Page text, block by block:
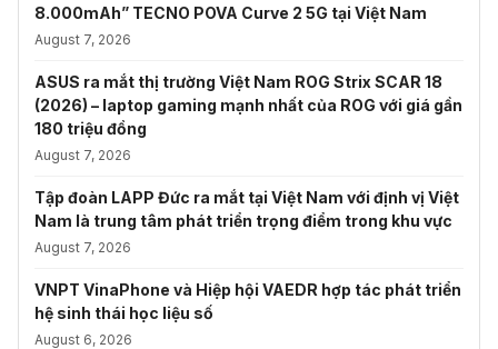
8.000mAh” TECNO POVA Curve 2 5G tại Việt Nam
August 7, 2026
ASUS ra mắt thị trường Việt Nam ROG Strix SCAR 18
(2026) – laptop gaming mạnh nhất của ROG với giá gần
180 triệu đồng
August 7, 2026
Tập đoàn LAPP Đức ra mắt tại Việt Nam với định vị Việt
Nam là trung tâm phát triển trọng điểm trong khu vực
August 7, 2026
VNPT VinaPhone và Hiệp hội VAEDR hợp tác phát triển
hệ sinh thái học liệu số
August 6, 2026